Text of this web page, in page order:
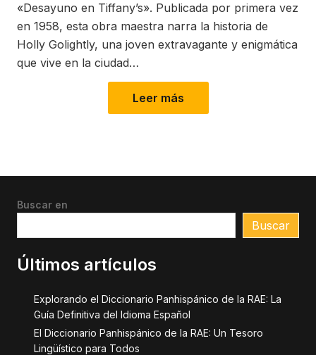
«Desayuno en Tiffany’s». Publicada por primera vez
en 1958, esta obra maestra narra la historia de
Holly Golightly, una joven extravagante y enigmática
que vive en la ciudad…
Leer más
Buscar en
Buscar
Últimos artículos
Explorando el Diccionario Panhispánico de la RAE: La
Guía Definitiva del Idioma Español
El Diccionario Panhispánico de la RAE: Un Tesoro
Lingüístico para Todos